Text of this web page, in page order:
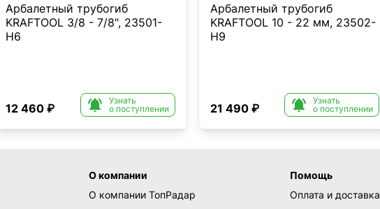
Арбалетный трубогиб
KRAFTOOL 3/8 - 7/8", 23501-
H6
12 460 ₽ 
Узнать
о поступлении
Арбалетный трубогиб
KRAFTOOL 10 - 22 мм, 23502-
H9
21 490 ₽ 
Узнать
о поступлении
О компании
О компании ТопРадар
Помощь
Оплата и доставка